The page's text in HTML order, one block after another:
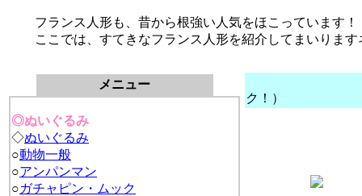
フランス人形も
、昔から根強い人気をほこっています！
ここでは、すてきなフランス人形を紹介してまいります
ク！）
メニュー
◎ぬいぐるみ
◇ぬいぐるみ
○動物一般
○アンパンマン
○ガチャピン・ムック